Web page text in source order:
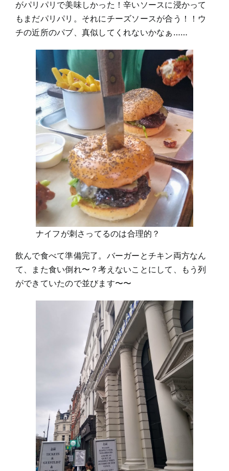
がパリパリで美味しかった！辛いソースに浸かって
もまだパリパリ。それにチーズソースが合う！！ウ
チの近所のパブ、真似してくれないかなぁ……
ナイフが刺さってるのは合理的？
飲んで食べて準備完了。バーガーとチキン両方なん
て、また食い倒れ〜？考えないことにして、もう列
ができていたので並びます〜〜